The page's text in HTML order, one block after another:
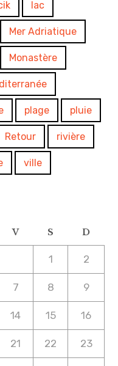
lac
Mer Adriatique
Monastère
plage pluie
Retour rivière
ville
V S D
1 2
7 8 9
14 15 16
21 22 23